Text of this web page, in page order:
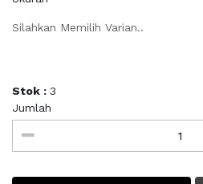
Silahkan Memilih Varian..
Stok : 3
Jumlah